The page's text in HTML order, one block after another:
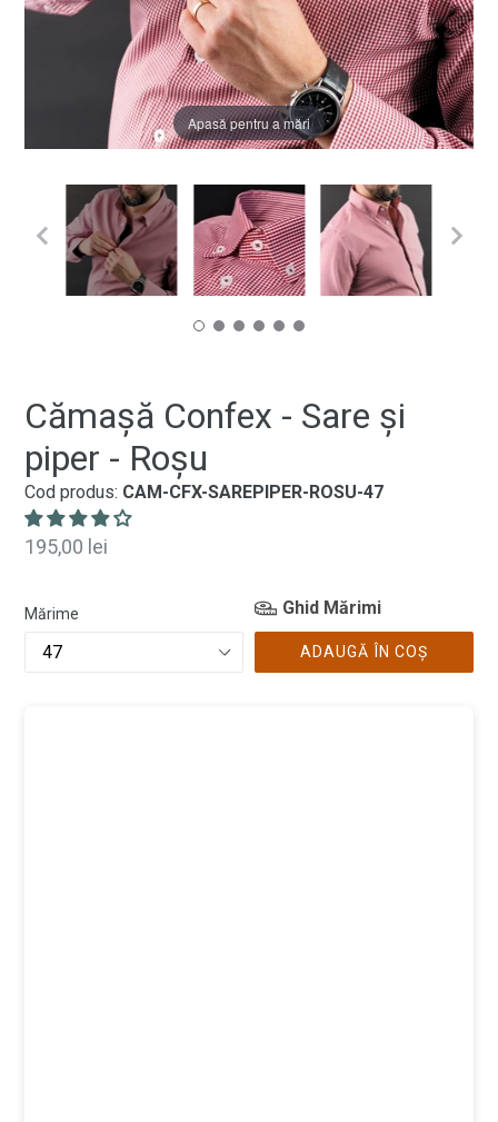
Apasă pentru a mări
Cămașă Confex - Sare și
piper - Roșu
Cod produs: CAM-CFX-SAREPIPER-ROSU-47
Preț
195,00 lei
Mărime Ghid Mărimi
ADAUGĂ ÎN COȘ